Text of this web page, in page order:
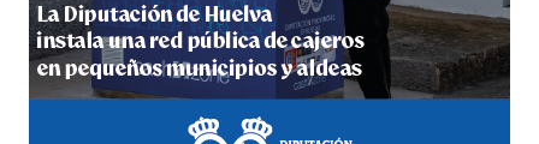
hace 6 días·Huelvatv